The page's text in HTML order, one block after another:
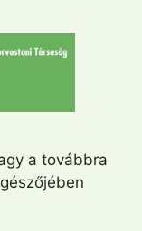
a továbbra